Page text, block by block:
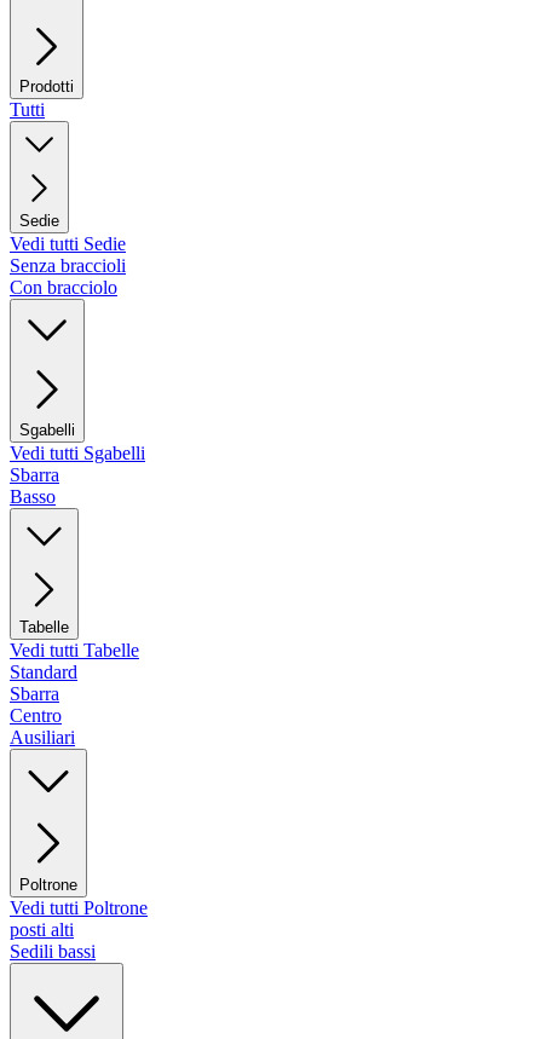
Prodotti
Tutti
Sedie
Vedi tutti Sedie
Senza braccioli
Con bracciolo
Sgabelli
Vedi tutti Sgabelli
Sbarra
Basso
Tabelle
Vedi tutti Tabelle
Standard
Sbarra
Centro
Ausiliari
Poltrone
Vedi tutti Poltrone
posti alti
Sedili bassi